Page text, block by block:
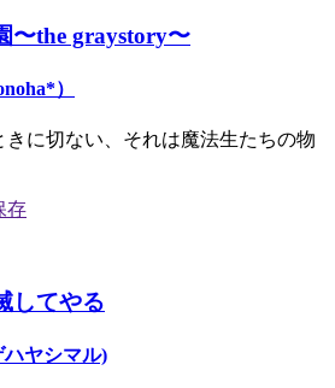
〜the graystory〜
）
きに切ない、それは魔法生たちの物
してやる
ヤシマル)